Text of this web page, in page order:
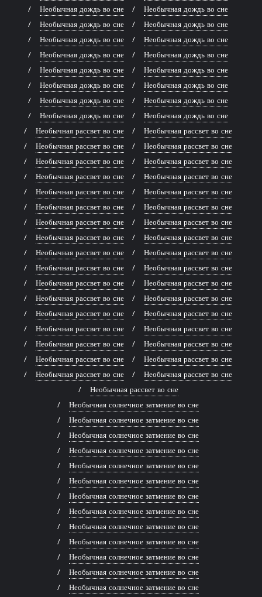
Необычная дождь во сне
Необычная дождь во сне
Необычная дождь во сне
Необычная дождь во сне
Необычная дождь во сне
Необычная дождь во сне
Необычная дождь во сне
Необычная дождь во сне
Необычная дождь во сне
Необычная дождь во сне
Необычная дождь во сне
Необычная дождь во сне
Необычная дождь во сне
Необычная дождь во сне
Необычная дождь во сне
Необычная дождь во сне
Необычная рассвет во сне
Необычная рассвет во сне
Необычная рассвет во сне
Необычная рассвет во сне
Необычная рассвет во сне
Необычная рассвет во сне
Необычная рассвет во сне
Необычная рассвет во сне
Необычная рассвет во сне
Необычная рассвет во сне
Необычная рассвет во сне
Необычная рассвет во сне
Необычная рассвет во сне
Необычная рассвет во сне
Необычная рассвет во сне
Необычная рассвет во сне
Необычная рассвет во сне
Необычная рассвет во сне
Необычная рассвет во сне
Необычная рассвет во сне
Необычная рассвет во сне
Необычная рассвет во сне
Необычная рассвет во сне
Необычная рассвет во сне
Необычная рассвет во сне
Необычная рассвет во сне
Необычная рассвет во сне
Необычная рассвет во сне
Необычная рассвет во сне
Необычная рассвет во сне
Необычная рассвет во сне
Необычная рассвет во сне
Необычная рассвет во сне
Необычная рассвет во сне
Необычная рассвет во сне
Необычная солнечное затмение во сне
Необычная солнечное затмение во сне
Необычная солнечное затмение во сне
Необычная солнечное затмение во сне
Необычная солнечное затмение во сне
Необычная солнечное затмение во сне
Необычная солнечное затмение во сне
Необычная солнечное затмение во сне
Необычная солнечное затмение во сне
Необычная солнечное затмение во сне
Необычная солнечное затмение во сне
Необычная солнечное затмение во сне
Необычная солнечное затмение во сне